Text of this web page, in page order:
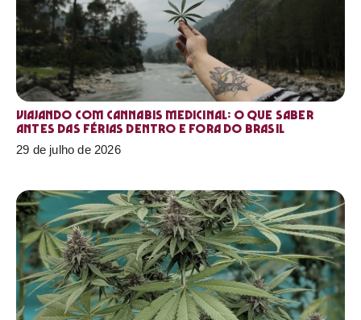
Viajando com cannabis medicinal: o que saber
antes das férias dentro e fora do Brasil
29 de julho de 2026